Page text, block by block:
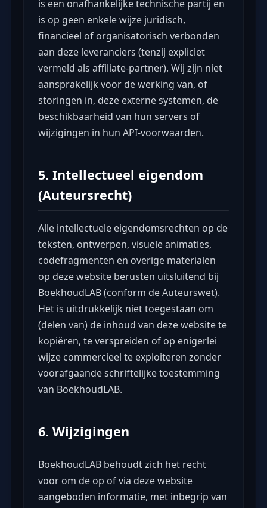
is een onafhankelijke technische partij en
is op geen enkele wijze juridisch,
financieel of organisatorisch verbonden
aan deze leveranciers (tenzij expliciet
vermeld als affiliate-partner). Wij zijn niet
aansprakelijk voor de werking van, of
storingen in, deze externe systemen, de
beschikbaarheid van hun servers of
wijzigingen in hun API-voorwaarden.
5. Intellectueel eigendom
(Auteursrecht)
Alle intellectuele eigendomsrechten op de
teksten, ontwerpen, visuele animaties,
codefragmenten en overige materialen
op deze website berusten uitsluitend bij
BoekhoudLAB (conform de Auteurswet).
Het is uitdrukkelijk niet toegestaan om
(delen van) de inhoud van deze website te
kopiëren, te verspreiden of op enigerlei
wijze commercieel te exploiteren zonder
voorafgaande schriftelijke toestemming
van BoekhoudLAB.
6. Wijzigingen
BoekhoudLAB behoudt zich het recht
voor om de op of via deze website
aangeboden informatie, met inbegrip van